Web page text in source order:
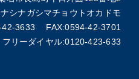
シナガシマチョウトオカドモ
42-3633 FAX:0594-42-3701
フリーダイヤル:0120-423-633